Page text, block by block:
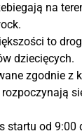
na
to
dziecięcych.
zgodnie z
rozpoczynają
startu od 9:00